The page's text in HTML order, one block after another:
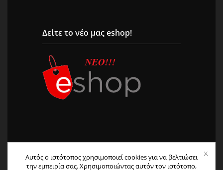
Δείτε το νέο μας eshop!
© 2004 – 2026 All Rights Reserved. | Φιλοξενία &
Αυτός ο ιστότοπος χρησιμοποιεί cookies για να βελτιώσει
την εμπειρία σας. Χρησιμοποιώντας αυτόν τον ιστότοπο,